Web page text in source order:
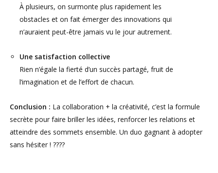
À plusieurs, on surmonte plus rapidement les
obstacles et on fait émerger des innovations qui
n’auraient peut-être jamais vu le jour autrement.
Une satisfaction collective
Rien n’égale la fierté d’un succès partagé, fruit de
l’imagination et de l’effort de chacun.
Conclusion : La collaboration + la créativité, c’est la formule
secrète pour faire briller les idées, renforcer les relations et
atteindre des sommets ensemble. Un duo gagnant à adopter
sans hésiter ! ????